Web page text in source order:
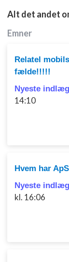
Alt det andet
Emner
Relatel
fælde!!!!!
Nyeste indlæg
14:10
Hvem har
Nyeste indlæg
kl. 16:06
Nødvendig
Ydeevne
Funktionel
Annoncering /